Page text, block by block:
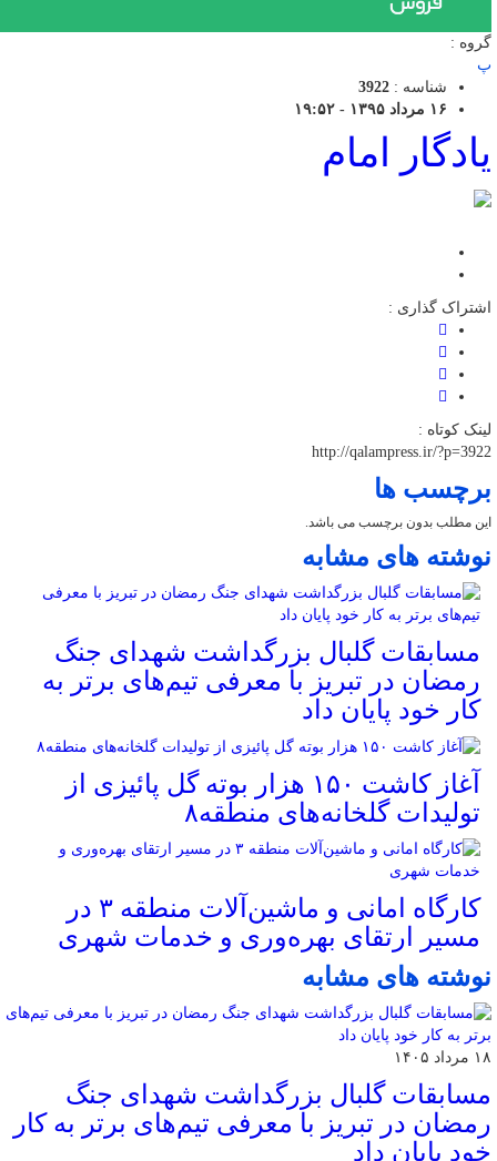
گروه :
پ
شناسه : 3922
۱۶ مرداد ۱۳۹۵ - ۱۹:۵۲
یادگار امام
اشتراک گذاری :
لینک کوتاه :
http://qalampress.ir/?p=3922
برچسب ها
این مطلب بدون برچسب می باشد.
نوشته های مشابه
مسابقات گلبال بزرگداشت شهدای جنگ
رمضان در تبریز با معرفی تیم‌های برتر به
کار خود پایان داد
آغاز کاشت ۱۵۰ هزار بوته گل پائیزی از
تولیدات گلخانه‌های منطقه۸
کارگاه امانی و ماشین‌آلات منطقه ۳ در
مسیر ارتقای بهره‌وری و خدمات شهری
نوشته های مشابه
۱۸ مرداد ۱۴۰۵
مسابقات گلبال بزرگداشت شهدای جنگ
رمضان در تبریز با معرفی تیم‌های برتر به کار
خود پایان داد